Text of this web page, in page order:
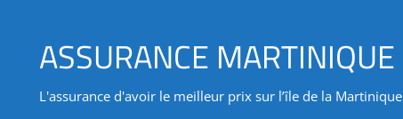
contenuASSURANCE MARTINIQUE
L'assurance d'avoir le meilleur prix sur l’île de la Martinique